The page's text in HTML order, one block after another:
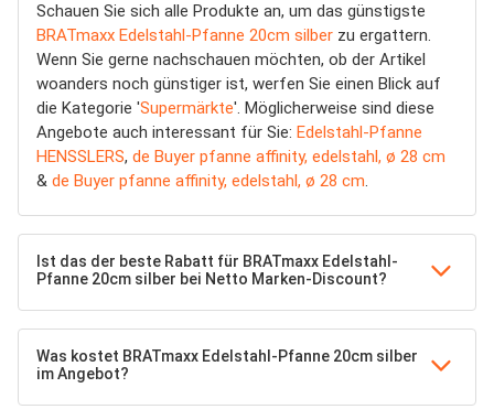
Schauen Sie sich alle Produkte an, um das günstigste
BRATmaxx Edelstahl-Pfanne 20cm silber zu ergattern.
Wenn Sie gerne nachschauen möchten, ob der Artikel
woanders noch günstiger ist, werfen Sie einen Blick auf
die Kategorie 'Supermärkte'. Möglicherweise sind diese
Angebote auch interessant für Sie: Edelstahl-Pfanne
HENSSLERS, de Buyer pfanne affinity, edelstahl, ø 28 cm
& de Buyer pfanne affinity, edelstahl, ø 28 cm.
Ist das der beste Rabatt für BRATmaxx Edelstahl-
Pfanne 20cm silber bei Netto Marken-Discount?
Was kostet BRATmaxx Edelstahl-Pfanne 20cm silber
im Angebot?